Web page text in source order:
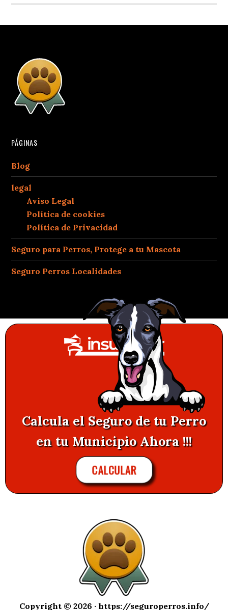
PÁGINAS
Blog
legal
Aviso Legal
Política de cookies
Política de Privacidad
Seguro para Perros, Protege a tu Mascota
Seguro Perros Localidades
Calcula el Seguro de tu Perro
en tu Municipio Ahora !!!
CALCULAR
Copyright © 2026 · https://seguroperros.info/